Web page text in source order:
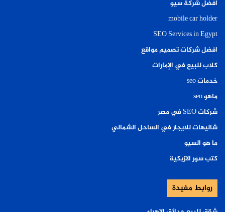
افضل شركة سيو
mobile car holder
SEO Services in Egypt
افضل شركات تصميم مواقع
كلاب للبيع في الإمارات
خدمات seo
ماهو seo
شركات SEO في مصر
شاليهات للايجار في الساحل الشمالي
ما هو السيو
كتب سور الازبكية
روابط مفيدة